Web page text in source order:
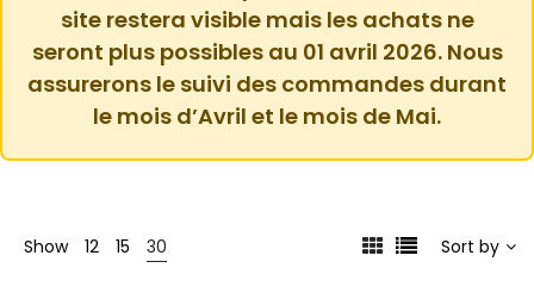
site restera visible mais les achats ne
seront plus possibles au 01 avril 2026. Nous
assurerons le suivi des commandes durant
le mois d’Avril et le mois de Mai.
Show 12 15 30 Sort by